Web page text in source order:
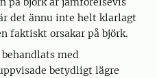
det ännu inte helt klarlagt
faktiskt orsakar på björk.
med
betydligt lägre